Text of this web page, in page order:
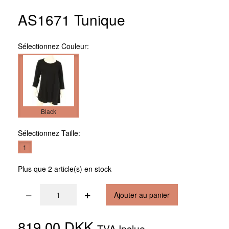
AS1671 Tunique
Sélectionnez Couleur:
Black
Sélectionnez Taille:
1
Plus que 2 article(s) en stock
Ajouter au panier